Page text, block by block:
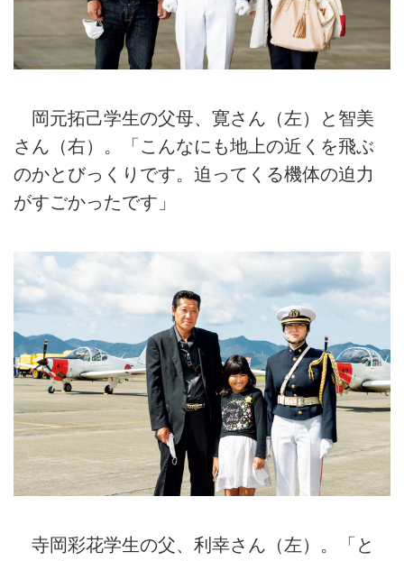
岡元拓己学生の父母、寛さん（左）と智美
さん（右）。「こんなにも地上の近くを飛ぶ
のかとびっくりです。迫ってくる機体の迫力
がすごかったです」
寺岡彩花学生の父、利幸さん（左）。「と